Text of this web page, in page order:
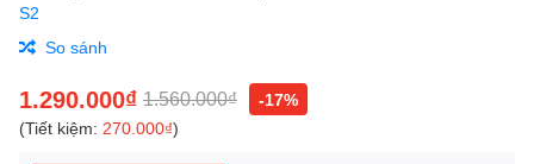
S2
So sánh
1.290.000₫ 1.560.000₫
-17%
(Tiết kiệm: 270.000₫)